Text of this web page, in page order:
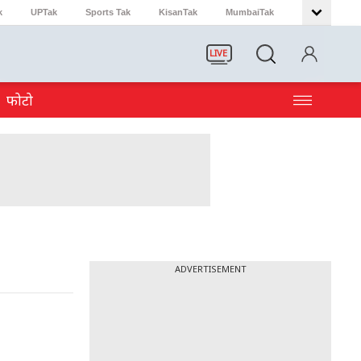
UPTak Sports Tak KisanTak MumbaiTak
LIVE
फोटो
ADVERTISEMENT